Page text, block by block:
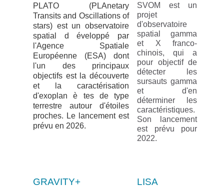
PLATO (PLAnetary
Transits and Oscillations of
stars) est un observatoire
spatial d
éveloppé par
l'Agence Spatiale
Européenne (ESA) dont
l'un des principaux
objectifs est la découverte
et la caractérisation
d'exoplan
è
tes de type
terrestre autour d'étoiles
proches. Le lancement est
prévu en 2026.
SVOM est un
projet
d'observatoire
spatial gamma
et X franco-
chinois, qui a
pour objectif de
détecter les
sursauts gamma
et d'en
déterminer les
caractéristiques.
Son lancement
est prévu pour
2022.
GRAVITY+ LISA